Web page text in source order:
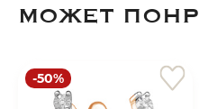
МОЖЕТ
-50%